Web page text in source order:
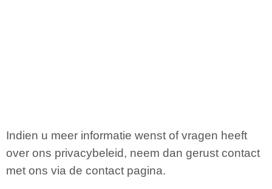
Indien u meer informatie wenst of vragen heeft
over ons privacybeleid, neem dan gerust contact
met ons via de contact pagina.